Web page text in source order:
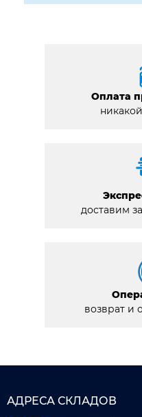
Оплата
доставим
возврат и
АДРЕСА СКЛАДОВ